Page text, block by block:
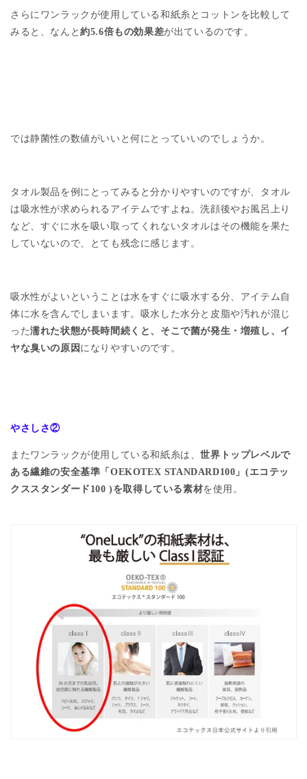
さらにワンラックが使用している和紙糸とコットンを比較して
みると、なんと約5.6倍もの効果差が出ているのです。
では静菌性の数値がいいと何にとっていいのでしょうか。
タオル製品を例にとってみると分かりやすいのですが、タオル
は吸水性が求められるアイテムですよね。洗顔後やお風呂上り
など、すぐに水を吸い取ってくれないタオルはその機能を果た
していないので、とても残念に感じます。
吸水性がよいということは水をすぐに吸水する分、アイテム自
体に水を含んでしまいます。吸水した水分と皮脂や汚れが混じ
った濡れた状態が長時間続くと、そこで菌が発生・増殖し、イ
ヤな臭いの原因 になりやすいのです。
やさしさ②
またワンラックが使用している和紙糸は、世界トップレベルで
ある繊維の安全基準「 OEKOTEX STANDARD100 」(エコテッ
クススタンダード 100 ) を取得している素材を使用。